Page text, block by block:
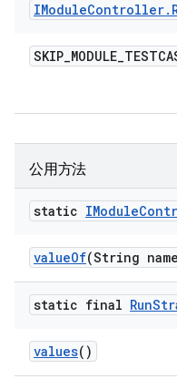
IModuleController.
SKIP_MODULE_
公用方法
static IModule
valueOf(String
static final Run
values()